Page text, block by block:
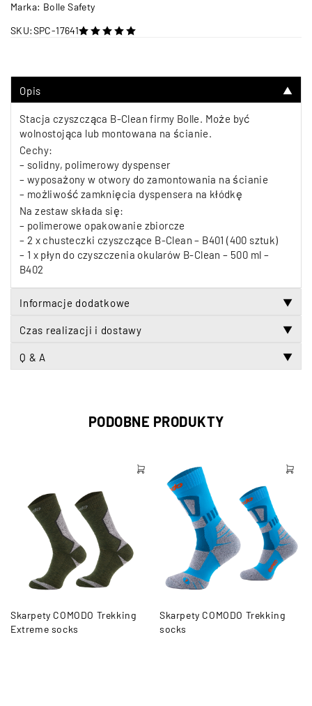
Marka: Bolle Safety
SKU:SPC-17641
Opis ▼
Stacja czyszcząca B-Clean firmy Bolle. Może być
wolnostojąca lub montowana na ścianie.
Cechy:
– solidny, polimerowy dyspenser
– wyposażony w otwory do zamontowania na ścianie
– możliwość zamknięcia dyspensera na kłódkę
Na zestaw składa się:
– polimerowe opakowanie zbiorcze
– 2 x chusteczki czyszczące B-Clean – B401 (400 sztuk)
– 1 x płyn do czyszczenia okularów B-Clean – 500 ml –
B402
Informacje dodatkowe ▼
Czas realizacji i dostawy ▼
Q & A ▼
PODOBNE PRODUKTY
Skarpety COMODO Trekking
Extreme socks
Skarpety COMODO Trekking
socks